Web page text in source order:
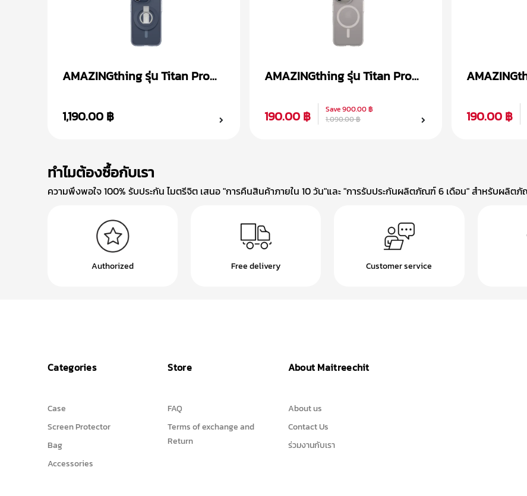
AMAZINGthing รุ่น Titan Pro
iPhone 15
1,190.00 ฿
AMAZINGthing รุ่น Titan Pro
190.00 ฿
Save900.00 ฿
1,090.00 ฿
190.00 ฿
ทำไมต้องซื้อกับเรา
ความพึงพอใจ 100% รับประกัน ไมตรีจิต เสนอ "การคืนสินค้าภายใน 10 วัน"และ "การรับประกันผลิตภัณฑ์ 6 เดือน" สำหรับผลิตภั
Authorized Free delivery Customer service
Categories
Case
Screen Protector
Bag
Accessories
Store
FAQ
Terms of exchange and
Return
About Maitreechit
About us
Contact Us
ร่วมงานกับเรา